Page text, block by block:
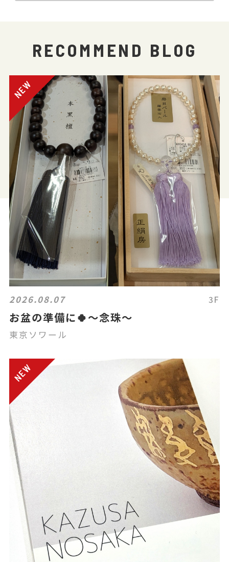
RECOMMEND BLOG
2026.08.07 3F
お盆の準備に🍀〜念珠〜
東京ソワール